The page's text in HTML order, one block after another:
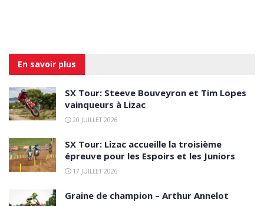
En savoir plus
SX Tour: Steeve Bouveyron et Tim Lopes
vainqueurs à Lizac
20 JUILLET 2026
SX Tour: Lizac accueille la troisième
épreuve pour les Espoirs et les Juniors
17 JUILLET 2026
Graine de champion – Arthur Annelot